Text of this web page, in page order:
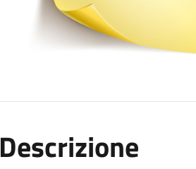
Descrizione